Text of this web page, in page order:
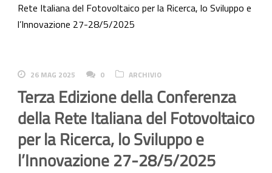
Rete Italiana del Fotovoltaico per la Ricerca, lo Sviluppo e
l’Innovazione 27-28/5/2025
26 MAG 2025 0 ARCHIVIO
Terza Edizione della Conferenza
della Rete Italiana del Fotovoltaico
per la Ricerca, lo Sviluppo e
l’Innovazione 27-28/5/2025